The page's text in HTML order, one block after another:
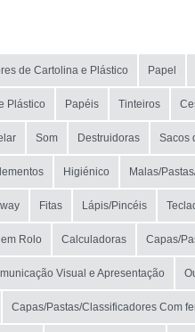
de Cartolina e Plástico Papel
Plástico Papéis Tinteiros
Som Destruidoras Sacos
Higiénico Malas/
Fitas Lápis/Pincéis
Rolo Calculadoras Capas/
Visual e Apresentação
Capas/Pastas/Classificadores Com